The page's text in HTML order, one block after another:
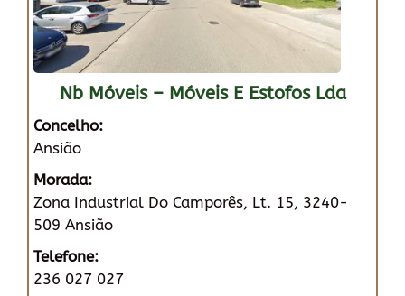
Nb Móveis – Móveis E Estofos Lda
Concelho:
Ansião
Morada:
Zona Industrial Do Camporês, Lt. 15, 3240-
509 Ansião
Telefone:
236 027 027